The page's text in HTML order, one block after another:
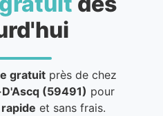
gratuitprès de chez
(59491) pour
et sans frais.